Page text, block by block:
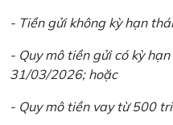
- Tiền gửi không kỳ hạn
- Quy mô tiền gửi có kỳ
31/03/2026; hoặc
- Quy mô tiền vay từ 500